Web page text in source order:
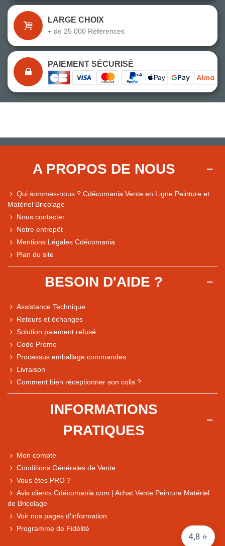
4,8 ⭐
Comparaison des performances du magasin
Express, Chez vous, Point relais, Retrait magasin
LARGE CHOIX
+ de 25 000 Références
PAIEMENT SÉCURISÉ
A PROPOS DE NOUS
Qui sommes-nous ? Cdécomania Vente en Ligne Peinture et
Matériel Bricolage
Nous contacter
Notre entrepôt
Mentions Légales Cdécomania
Plan du site
BESOIN D'AIDE ?
Assistance Technique
Retours et échanges
Solution paiement refusé
Code Promo
Processus emballage commandes
Livraison
Comment bien réceptionner son colis ?
INFORMATIONS
PRATIQUES
Mon compte
Conditions Générales de Vente
Vous êtes PRO ?
Avis clients Cdécomania.com | Achat Vente Peinture Matériel
de Bricolage
Voir nos pages d'information
Programme de Fidélité